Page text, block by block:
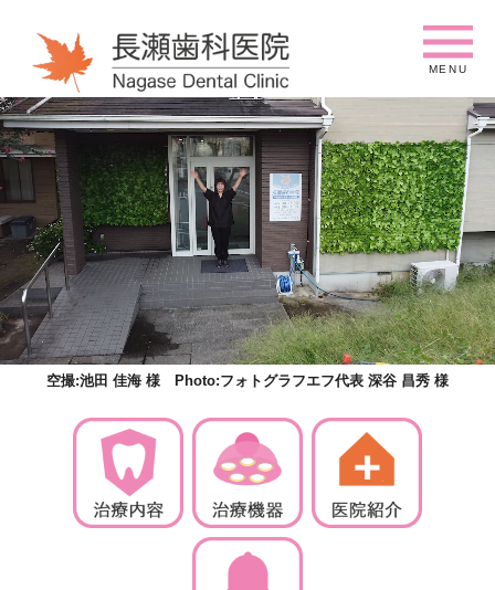
MENU
空撮:池田 佳海 様 Photo:フォトグラフエフ代表 深谷 昌秀 様